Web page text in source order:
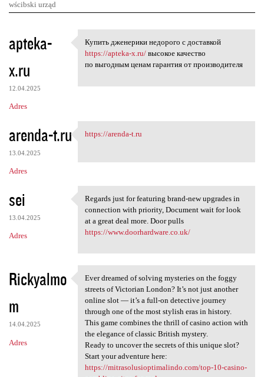
wścibski urząd
K
o
m
e
n
a
r
z
apteka-
x.ru
12.04.2025
Adres
Купить дженерики недорого с
Купить дженерики недорого с доставкой
https://apteka-x.ru/высокое качество
по выгодным ценам гарантия от производителя
arenda-t.ru
13.04.2025
Adres
https://arenda-t.ru
https://arenda-t.ru
sei
13.04.2025
Adres
Regards just for featuring
Regards just for featuring brand-new upgrades in
connection with priority, Document wait for look
at a great deal more. Door pulls
https://www.doorhardware.co.uk/
Rickyalmo
m
14.04.2025
Adres
Ever dreamed of solving
Ever dreamed of solving mysteries on the foggy
streets of Victorian London? It’s not just another
online slot — it’s a full-on detective journey
through one of the most stylish eras in history.
This game combines the thrill of casino action with
the elegance of classic British mystery.
Ready to uncover the secrets of this unique slot?
Start your adventure here:
https://mitrasolusioptimalindo.com/top-10-casino-